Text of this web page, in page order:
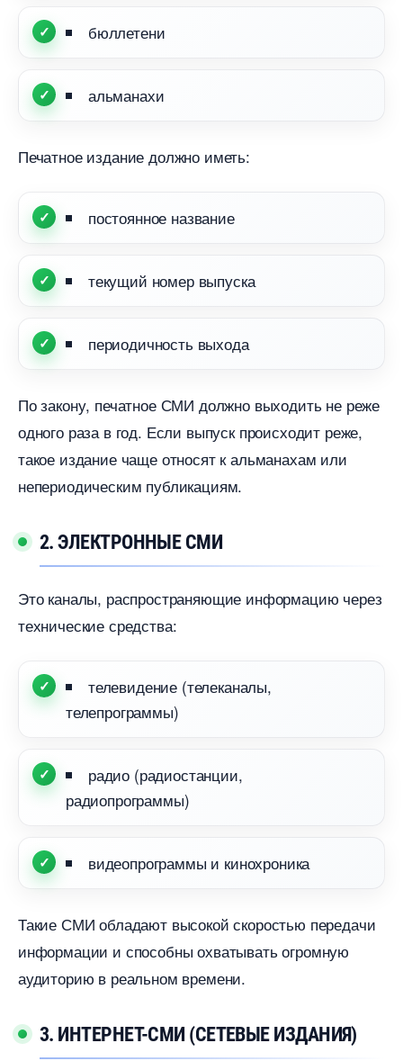
юллетени
альманахи
Печатное издание должно иметь:
постоянное название
текущий номер выпуска
периодичность выхода
По закону, печатное СМИ должно выходить не реже
одного раза в год. Если выпуск происходит реже,
такое издание чаще относят к альманахам или
непериодическим публикациям.
2. ЭЛЕКТРОННЫЕ СМИ
Это каналы, распространяющие информацию через
технические средства:
телевидение (телеканалы,
телепрограммы)
радио (радиостанции,
радиопрограммы)
идеопрограммы и кинохроника
Такие СМИ обладают высокой скоростью передачи
информации и способны охватывать огромную
аудиторию в реальном времени.
3. ИНТЕРНЕТ-СМИ (СЕТЕВЫЕ ИЗДАНИЯ)